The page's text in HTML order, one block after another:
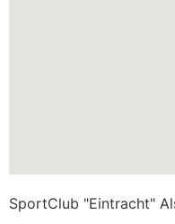
SportClub "Eintracht"